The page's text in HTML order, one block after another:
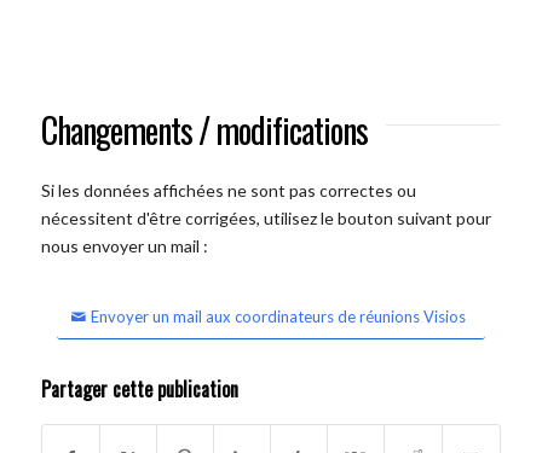
Changements / modifications
Si les données affichées ne sont pas correctes ou
nécessitent d'être corrigées, utilisez le bouton suivant pour
nous envoyer un mail :
Envoyer un mail aux coordinateurs de réunions Visios
Partager cette publication